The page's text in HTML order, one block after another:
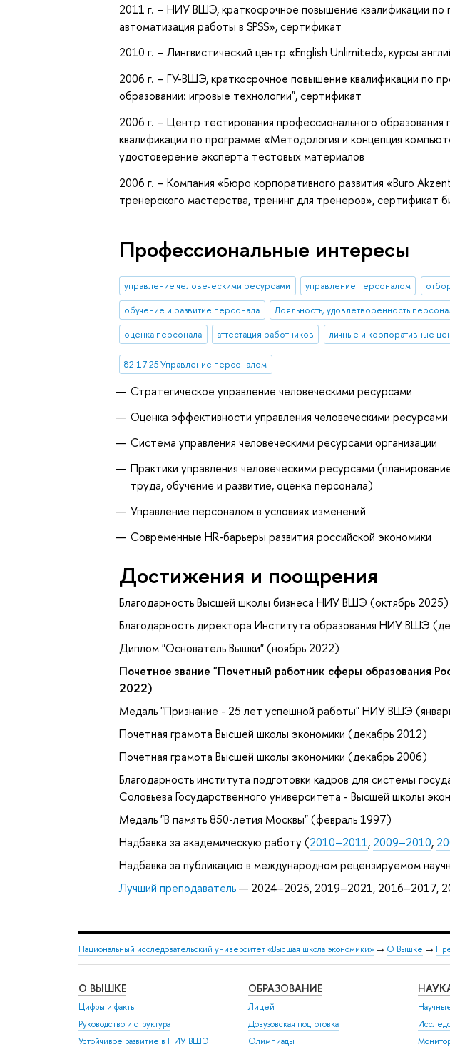
2011 г. – НИУ ВШЭ, краткосрочное повышение квалификации по
автоматизация работы в SPSS», сертификат
2010 г. – Лингвистический центр «English Unlimited», курсы
2006 г. – ГУ-ВШЭ, краткосрочное повышение квалификации по
образовании: игровые технологии", сертификат
2006 г. – Центр тестирования профессионального
квалификации по программе «Методология и концепция
удостоверение эксперта тестовых материалов
2006 г. – Компания «Бюро корпоративного развития «Buro
тренерского мастерства, тренинг для тренеров», сертификат
Профессиональные интересы
управление человеческими ресурсами управление персоналом
обучение и развитие персонала
Лояльность, удовлетворенность
оценка персонала
аттестация работников личные и корпоративные
82.17.25 Управление персоналом
Стратегическое управление человеческими ресурсами
Оценка эффективности управления человеческими ресурсами
Система управления человеческими ресурсами организации
Практики управления человеческими ресурсами
труда, обучение и развитие, оценка персонала)
Управление персоналом в условиях изменений
Современные HR-барьеры развития российской экономики
Достижения и поощрения
Благодарность Высшей школы бизнеса НИУ ВШЭ (октябрь 2025)
Благодарность директора Института образования НИУ ВШЭ
Диплом "Основатель Вышки" (ноябрь 2022)
Почетное звание "Почетный работник сферы образования
2022)
Медаль "Признание - 25 лет успешной работы" НИУ ВШЭ
Почетная грамота Высшей школы экономики (декабрь 2012)
Почетная грамота Высшей школы экономики (декабрь 2006)
Благодарность института подготовки кадров для системы
Соловьева Государственного университета - Высшей школы
Медаль "В память 850-летия Москвы" (февраль 1997)
Надбавка за академическую работу (2010–2011, 2009–2010,
Надбавка за публикацию в международном рецензируемом
Лучший преподаватель— 2024–2025, 2019–2021, 2016–2017,
Национальный исследовательский университет «Высшая школа экономики» → О Вышке →
О ВЫШКЕ
Цифры и факты
Руководство и структура
Устойчивое развитие в НИУ ВШЭ
ОБРАЗОВАНИЕ
Лицей
Довузовская подготовка
Олимпиады